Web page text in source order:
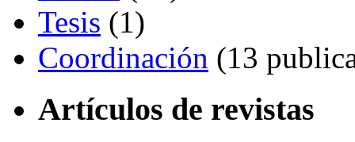
Tesis (1)
Coordinación (13
Artículos de revistas